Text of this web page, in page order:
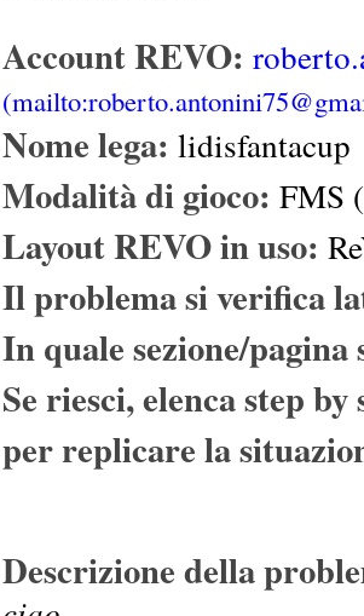
Account REVO:
Nome lega: lidisfantacup
Modalità di gioco: FMS
Layout REVO in uso:
Il problema si verifica
In quale sezione/
Se riesci, elenca step
per replicare la
Descrizione della